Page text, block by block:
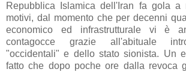
Repubblica Islamica dell'Iran fa gola
motivi, dal momento che per decenni
economico ed infrastrutturale vi è
contagocce grazie all'abituale
"occidentali" e dello stato sionista. Un
fatto che dopo poche ore dalla revoca